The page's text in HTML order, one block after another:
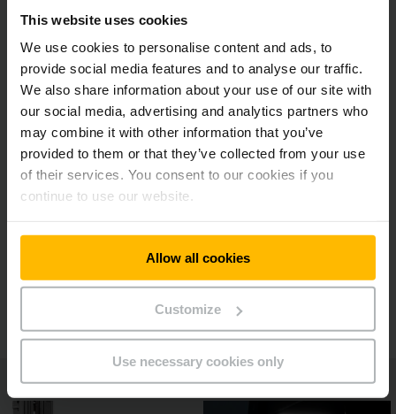
This website uses cookies
We use cookies to personalise content and ads, to
provide social media features and to analyse our traffic.
We also share information about your use of our site with
our social media, advertising and analytics partners who
may combine it with other information that you’ve
provided to them or that they’ve collected from your use
of their services. You consent to our cookies if you
continue to use our website.
Allow all cookies
Customize
Use necessary cookies only
warehouseNAVIGATION pour les allées étroites
en option
Systèmes d’assistance additionnels
disponibles
Différents types de mâts
Ergonomie de pointe
Vaste gamme d'équipements additionnels